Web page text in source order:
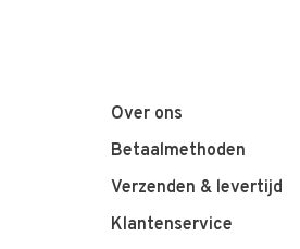
Over ons
Betaalmethoden
Verzenden & levertijd
Klantenservice